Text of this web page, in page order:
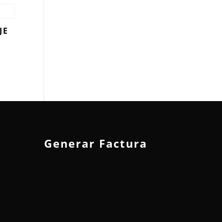
Generar Factura